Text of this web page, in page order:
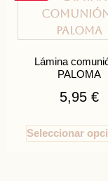
Lámina
PALOMA
5,95 €
Seleccionar